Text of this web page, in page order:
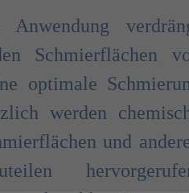
Schmierflächen
optimale
werden
und